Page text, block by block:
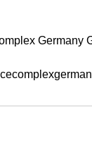
Germany